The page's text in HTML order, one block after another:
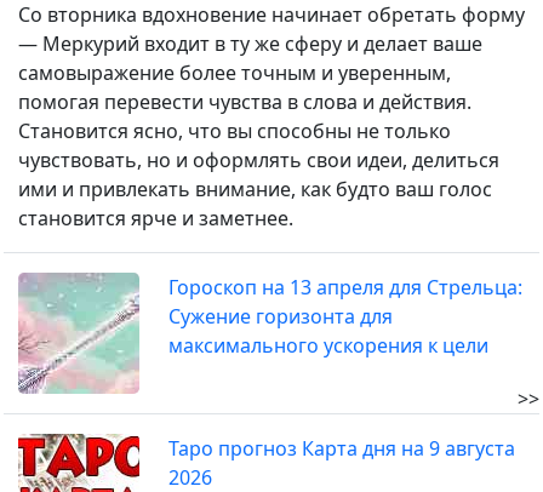
Со вторника вдохновение начинает обретать форму
— Меркурий входит в ту же сферу и делает ваше
самовыражение более точным и уверенным,
помогая перевести чувства в слова и действия.
Становится ясно, что вы способны не только
чувствовать, но и оформлять свои идеи, делиться
ими и привлекать внимание, как будто ваш голос
становится ярче и заметнее.
Гороскоп на 13 апреля для Стрельца:
Сужение горизонта для
максимального ускорения к цели
>>
Таро прогноз Карта дня на 9 августа
2026